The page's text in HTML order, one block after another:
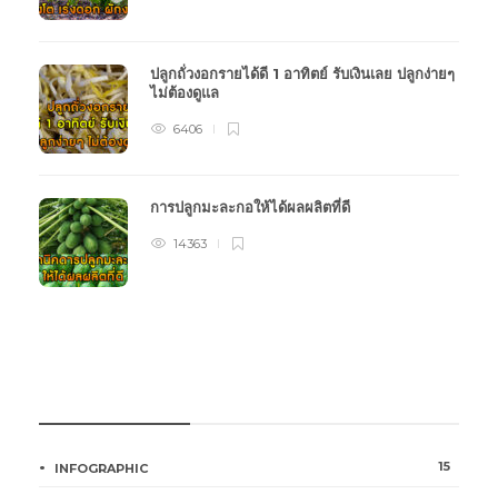
ปลูกถั่วงอกรายได้ดี 1 อาทิตย์ รับเงินเลย ปลูกง่ายๆ
ไม่ต้องดูแล
6406
การปลูกมะละกอให้ได้ผลผลิตที่ดี
14363
INFOGRAPHIC 15